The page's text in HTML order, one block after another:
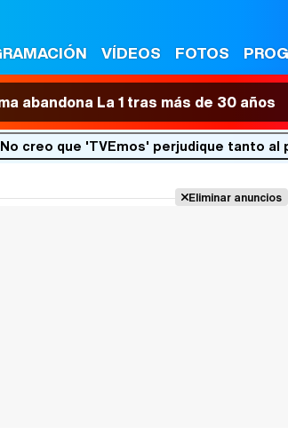
VÍDEOS FOTOS
abandona La 1 tras más de 30 años
creo que 'TVEmos' perjudique tanto
Eliminar anuncios